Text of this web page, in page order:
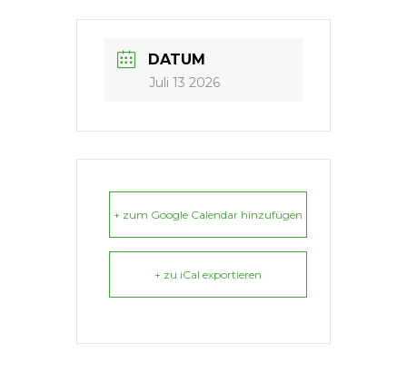
DATUM
Juli 13 2026
+ zum Google Calendar hinzufügen
+ zu iCal exportieren